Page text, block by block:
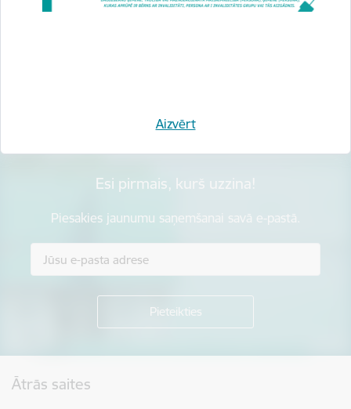
Aizvērt
Esi pirmais, kurš uzzina!
Piesakies jaunumu saņemšanai savā e-pastā.
Ātrās saites